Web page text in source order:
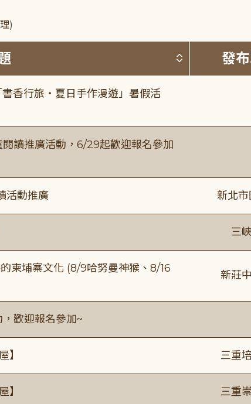
)
按標題排
發
書香行旅・夏日手作漫遊」暑假活
閱讀推廣活動，6/29起歡迎報名參加
活動推廣 新北市
三
柬埔寨文化 (8/9哈努曼神猴、8/16
新莊
，歡迎報名參加~
】 三重
】 三重